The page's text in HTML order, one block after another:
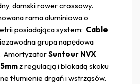
damski rower crossowy.
rama aluminiowa o
posiadająca system: Cable
grupa napędowa
AmortyzatorSuntour NVX
z regulacją i blokadą skoku
tłumienie drgań i wstrząsów.